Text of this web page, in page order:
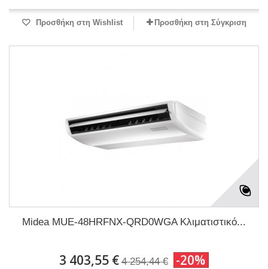
Προσθήκη στη Wishlist Προσθήκη στη Σύγκριση
Midea MUE-48HRFNX-QRD0WGA Κλιματιστικό...
3 403,55 € 4 254,44 € -20%